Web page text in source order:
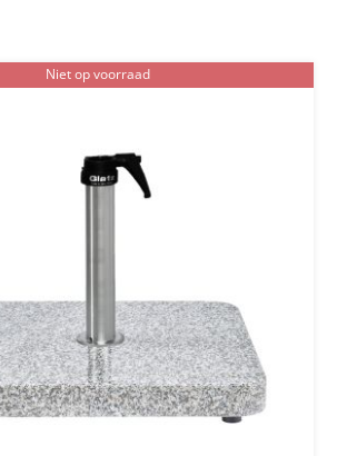
Niet op voorraad